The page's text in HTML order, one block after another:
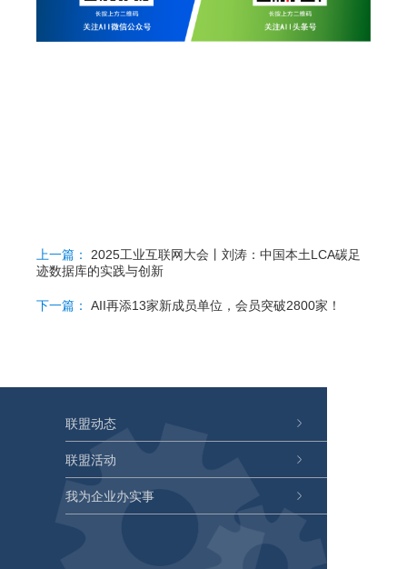
上一篇：
2025工业互联网大会丨刘涛：中国本土LCA碳足
迹数据库的实践与创新
下一篇： AII再添13家新成员单位，会员突破2800家！
联盟动态
联盟活动
我为企业办实事